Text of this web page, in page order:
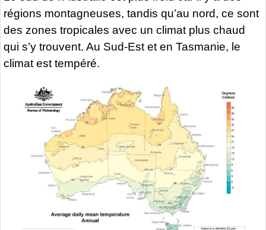
régions montagneuses, tandis qu’au nord, ce sont
des zones tropicales avec un climat plus chaud
qui s’y trouvent. Au Sud-Est et en Tasmanie, le
climat est tempéré.